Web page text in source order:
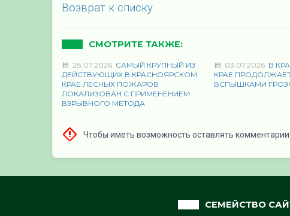
Возврат к списку
СМОТРИТЕ ТАКЖЕ:
28.07.2026 САМЫЙ КРУПНЫЙ ИЗ
ДЕЙСТВУЮЩИХ В КРАСНОЯРСКОМ
КРАЕ ЛЕСНЫХ ПОЖАРОВ
ЛОКАЛИЗОВАН С ПРИМЕНЕНИЕМ
ВЗРЫВНОГО МЕТОДА
03.07.2026 В
КРАЕ
ВСПЫШКАМИ
Чтобы иметь возможность оставлять
СЕМЕЙСТВО